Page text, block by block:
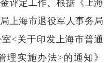
评定工作。根据 《上海
上海市退役军人事务局
<关于印发上海市普通
理实施办法>的通知》